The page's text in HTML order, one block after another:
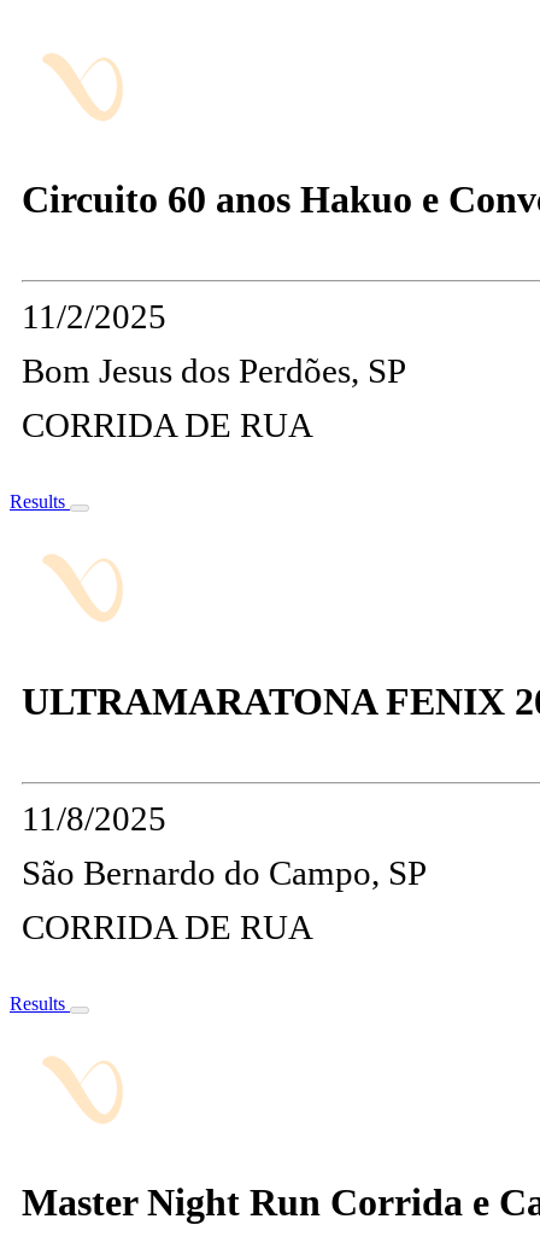
Circuito 60 anos Hakuo e
11/2/2025
Bom Jesus dos Perdões, SP
CORRIDA DE RUA
Results
ULTRAMARATONA FENIX
11/8/2025
São Bernardo do Campo, SP
CORRIDA DE RUA
Results
Master Night Run Corrida e